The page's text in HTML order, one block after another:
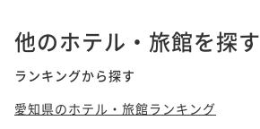
他のホテル・旅館を探す
ランキングから探す
愛知県のホテル・旅館ランキング